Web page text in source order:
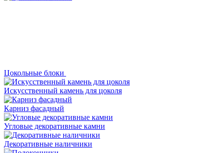
Цокольные блоки
Искусственный камень для цоколя
Карниз фасадный
Угловые декоративные камни
Декоративные наличники